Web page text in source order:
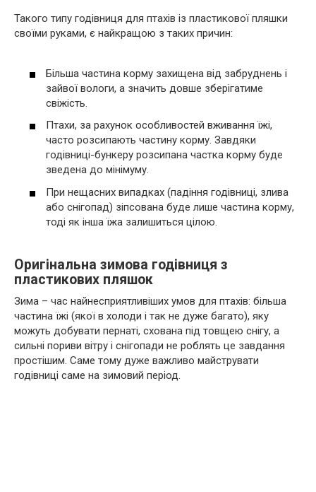
Такого типу годівниця для птахів із пластикової пляшки
своїми руками, є найкращою з таких причин:
Більша частина корму захищена від забруднень і
зайвої вологи, а значить довше зберігатиме
свіжість.
Птахи, за рахунок особливостей вживання їжі,
часто розсипають частину корму. Завдяки
годівниці-бункеру розсипана частка корму буде
зведена до мінімуму.
При нещасних випадках (падіння годівниці, злива
або снігопад) зіпсована буде лише частина корму,
тоді як інша їжа залишиться цілою.
Оригінальна зимова годівниця з
пластикових пляшок
Зима – час найнесприятливіших умов для птахів: більша
частина їжі (якої в холоди і так не дуже багато), яку
можуть добувати пернаті, схована під товщею снігу, а
сильні пориви вітру і снігопади не роблять це завдання
простішим. Саме тому дуже важливо майструвати
годівниці саме на зимовий період.